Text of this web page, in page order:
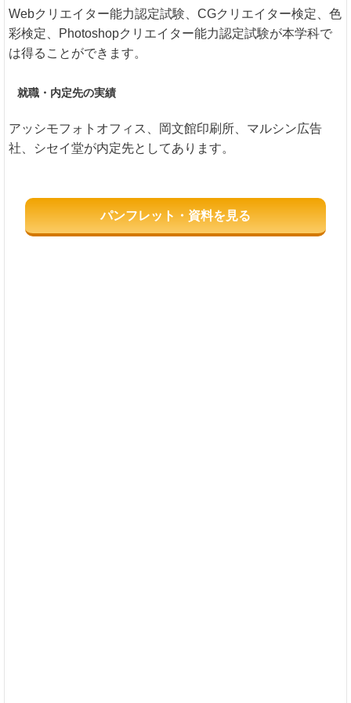
Webクリエイター能力認定試験、CGクリエイター検定、色
彩検定、Photoshopクリエイター能力認定試験が本学科で
は得ることができます。
就職・内定先の実績
アッシモフォトオフィス、岡文館印刷所、マルシン広告
社、シセイ堂が内定先としてあります。
パンフレット・資料を見る